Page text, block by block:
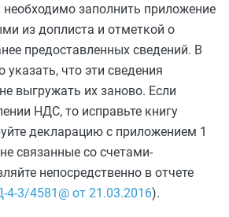
заполнить приложение
из доплиста и отметкой о
предоставленных сведений. В
что эти сведения
выгружать их заново. Если
НДС, то исправьте книгу
декларацию с приложением 1
связанные со счетами-
непосредственно в отчете
3/4581@ от 21.03.2016).